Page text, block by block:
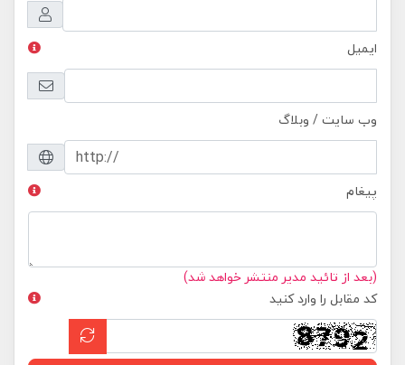
ایمیل
وب سایت / وبلاگ
پیغام
(بعد از تائید مدیر منتشر خواهد شد)
کد مقابل را وارد کنید